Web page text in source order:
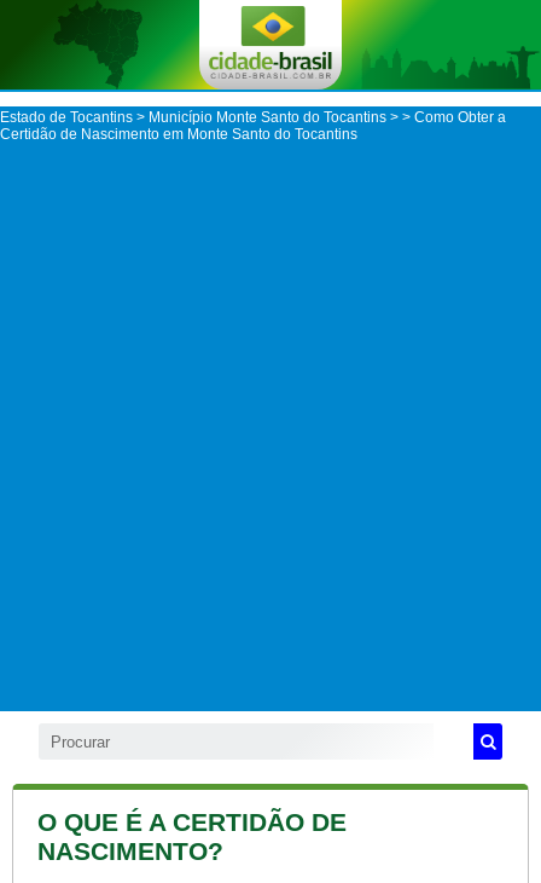
Estado de Tocantins > Município Monte Santo do Tocantins > > Como Obter a
Certidão de Nascimento em Monte Santo do Tocantins
O QUE É A CERTIDÃO DE
NASCIMENTO?